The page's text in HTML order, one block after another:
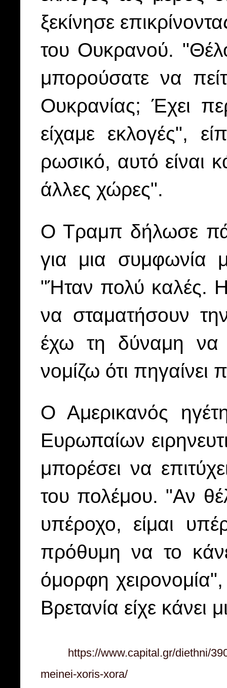
ξεκίνησε
του Ουκρανού.
μπορούσατε να
Ουκρανίας; Έχει
είχαμε εκλογές",
ρωσικό, αυτό είναι
άλλες χώρες".
Ο Τραμπ δήλωσε
για μια συμφωνία
"Ήταν πολύ καλές. Η
να σταματήσουν
έχω τη δύναμη να
νομίζω ότι
Ο Αμερικανός
Ευρωπαίων
μπορέσει να
του πολέμου. "Αν
υπέροχο, είμαι
πρόθυμη να το
όμορφη
Βρετανία είχε
https://www.capital.gr/diethni/
meinei-xoris-xora/